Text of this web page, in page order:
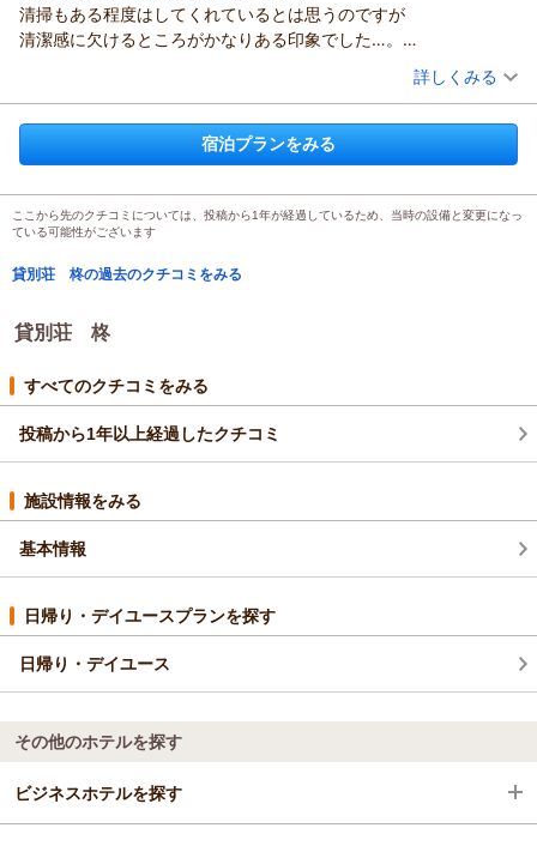
清掃もある程度はしてくれているとは思うのですが
清潔感に欠けるところがかなりある印象でした…。
（投稿日：2025/09/12）
宿泊時期： 2025年09月宿泊 (家族旅行)
投稿者： えりかさん(女性/30代)
大自然にいやされながら掛け流しの温泉とデッキでのBBQ（用
具有料・要予約）が楽しめる専用露付きプラン！
宿泊価格帯： 7,001～8,000円(大人一人あたり/税込)
詳しくみる
宿泊プランをみる
ここから先のクチコミについては、投稿から1年が経過しているため、当時の設備と変更になっ
ている可能性がございます
貸別荘 柊の過去のクチコミをみる
貸別荘 柊
すべてのクチコミをみる
投稿から1年以上経過したクチコミ
施設情報をみる
基本情報
日帰り・デイユースプランを探す
日帰り・デイユース
その他のホテルを探す
ビジネスホテルを探す